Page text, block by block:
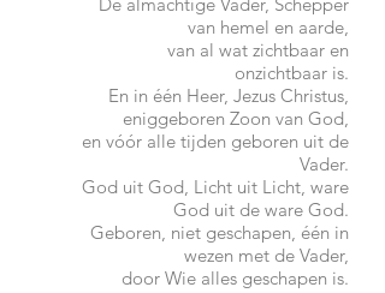
van hemel en aarde,
van al wat zichtbaar en
onzichtbaar is.
En in één Heer, Jezus Christus,
eniggeboren Zoon van God,
en vóór alle tijden geboren uit de
Vader.
God uit God, Licht uit Licht, ware
God uit de ware God.
Geboren, niet geschapen, één in
wezen met de Vader,
door Wie alles geschapen is.